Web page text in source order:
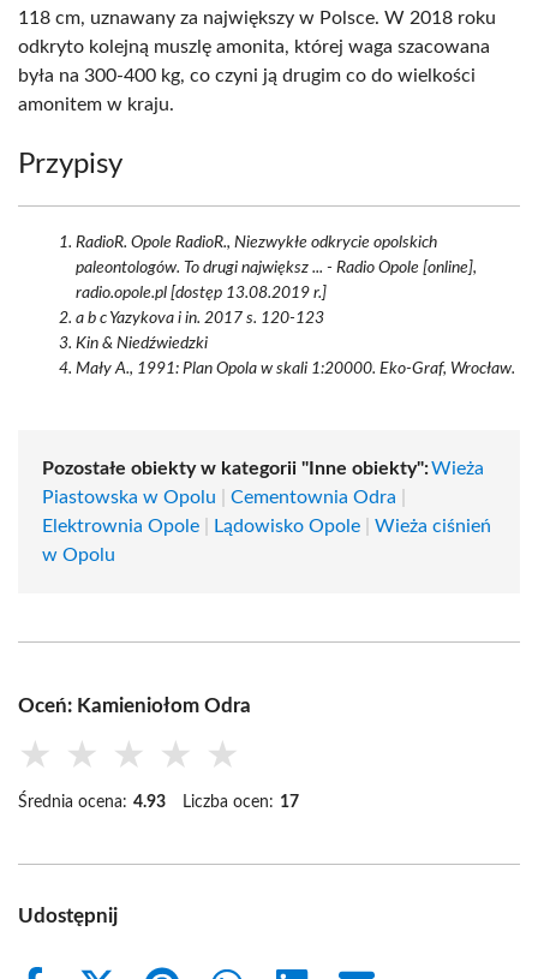
118 cm, uznawany za największy w Polsce. W 2018 roku
odkryto kolejną muszlę amonita, której waga szacowana
była na 300-400 kg, co czyni ją drugim co do wielkości
amonitem w kraju.
Przypisy
RadioR. Opole RadioR., Niezwykłe odkrycie opolskich
paleontologów. To drugi największ ... - Radio Opole [online],
radio.opole.pl [dostęp 13.08.2019 r.]
a b c Yazykova i in. 2017 s. 120-123
Kin & Niedźwiedzki
Mały A., 1991: Plan Opola w skali 1:20000. Eko-Graf, Wrocław.
Pozostałe obiekty w kategorii "Inne obiekty":Wieża
Piastowska w Opolu
Cementownia Odra
Elektrownia Opole
Lądowisko Opole
Wieża ciśnień
w Opolu
Oceń: Kamieniołom Odra
★ ★ ★ ★ ★
Średnia ocena: 4.93 Liczba ocen: 17
Udostępnij